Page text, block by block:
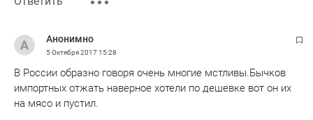
Анонимно
5 Октября 201715:28
В России образно говоря очень многие мстливы.Бычков
импортных отжать наверное хотели по дешевке вот он их
на мясо и пустил.